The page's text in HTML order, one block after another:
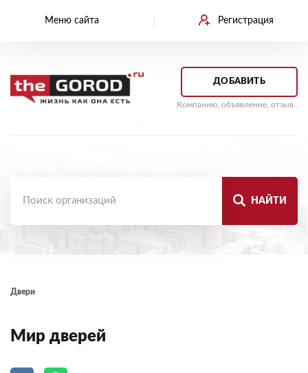
Меню сайта Регистрация
ДОБАВИТЬ
Компанию, объявление, отзыв..
НАЙТИ
Двери
Мир дверей